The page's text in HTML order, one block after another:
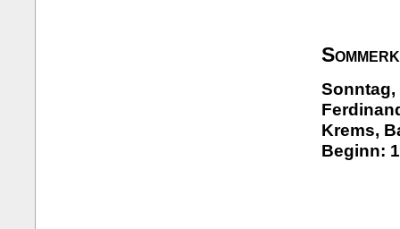
Sonntag,
Krems,
Beginn: